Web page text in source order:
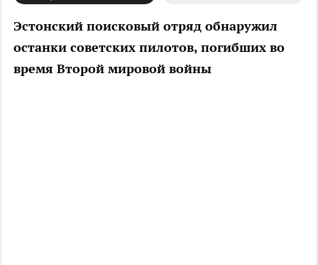
Эстонский поисковый отряд обнаружил
останки советских пилотов, погибших во
время Второй мировой войны